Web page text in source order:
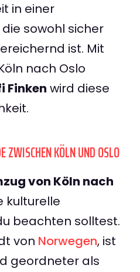
in einer
sowohl sicher
ist. Mit
nach Oslo
Finken wird diese
ZWISCHEN KÖLN UND OSLO
von Köln nach
kulturelle
beachten solltest.
von Norwegen, ist
geordneter als